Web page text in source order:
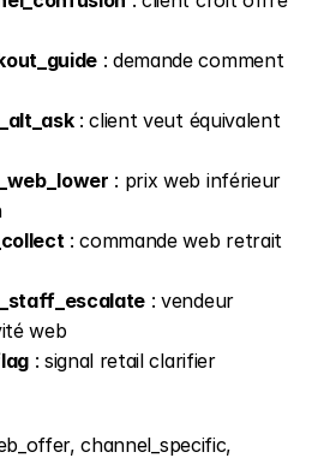
: demande comment
: client veut équivalent
: prix web inférieur
: commande web retrait
: vendeur
web
: signal retail clarifier
channel_specific,